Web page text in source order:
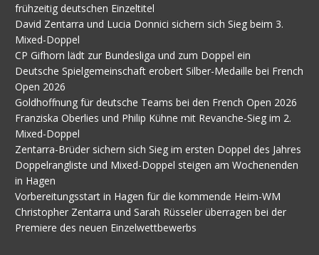
frühzeitig deutschen Einzeltitel
David Zentarra und Lucia Donnici sichern sich Sieg beim 3.
Mixed-Doppel
CP Gifhorn lädt zur Bundesliga und zum Doppel ein
Deutsche Spielgemeinschaft erobert Silber-Medaille bei French
Open 2026
Goldhoffnung für deutsche Teams bei den French Open 2026
Franziska Oberlies und Philip Kühne mit Revanche-Sieg im 2.
Mixed-Doppel
Zentarra-Brüder sichern sich Sieg im ersten Doppel des Jahres
Doppelrangliste und Mixed-Doppel steigen am Wochenenden
in Hagen
Vorbereitungsstart in Hagen für die kommende Heim-WM
Christopher Zentarra und Sarah Rüsseler überragen bei der
Premiere des neuen Einzelwettbewerbs